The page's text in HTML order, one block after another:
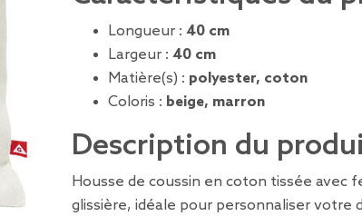
Longueur : 40 cm
Largeur : 40 cm
Matière(s) : polyester, coton
Coloris : beige, marron
Description du
Housse de coussin en coton tissée avec
glissière, idéale pour personnaliser votre